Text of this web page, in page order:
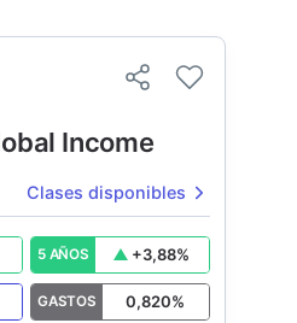
Income
Clases disponibles
5 AÑOS +3,88%
GASTOS 0,820%